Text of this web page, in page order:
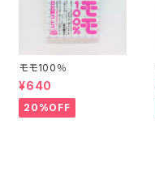
モモ100％
¥640
20%OFF